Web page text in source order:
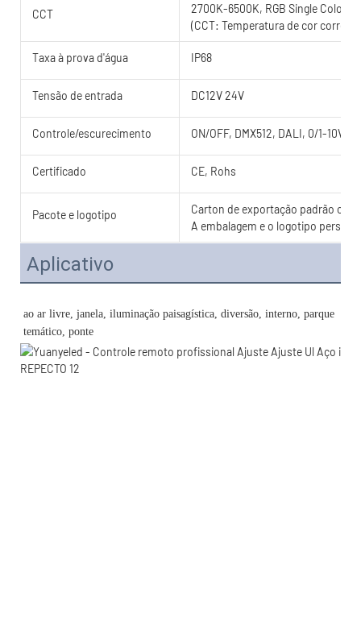
CCT
2700K-6500K, RGB Single Color
(CCT: Temperatura de cor
Taxa à prova d'água IP68
Tensão de entrada DC12V 24V
Controle/escurecimento ON/OFF, DMX512, DALI, 0/1-10V,
Certificado CE, Rohs
Pacote e logotipo
Carton de exportação padrão
A embalagem e o logotipo
Aplicativo
ao ar livre, janela, iluminação paisagística, diversão, interno, parque